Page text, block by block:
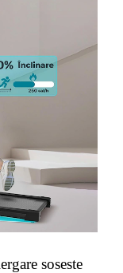
soseste